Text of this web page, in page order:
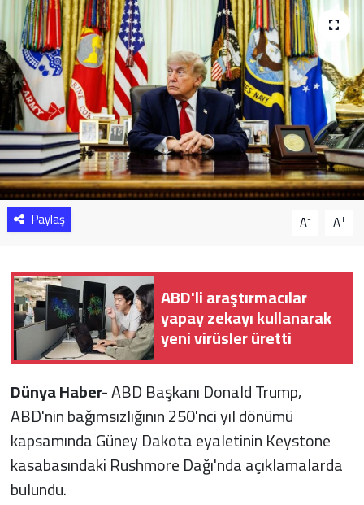
Paylaş A- A+
ABD'li araştırmacılar
yapay zekayı kullanarak
yeni virüsler üretti
Dünya Haber-ABD Başkanı Donald Trump,
ABD'nin bağımsızlığının 250'nci yıl dönümü
kapsamında Güney Dakota eyaletinin Keystone
kasabasındaki Rushmore Dağı'nda açıklamalarda
bulundu.
Sağlık
Yazarlar
Resmi İlan
Resmi Reklam